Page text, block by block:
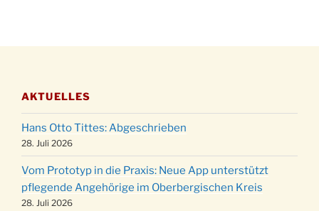
Stadtteilhaus um 19:00 Uhr
11.12.
Puer-Natus weihnachtliches Brauchtum am
Robert-Gassner-Hof um 17:00 Uhr
19.12.
Kinderbibeltag im Ev. Gemeindehaus von 10-
12 Uhr
20.12.
Weihnachts-Konzert des Honterus Chors in
der Kirche um 17:00 Uhr
AKTUELLES
Hans Otto Tittes: Abgeschrieben
28. Juli 2026
Vom Prototyp in die Praxis: Neue App unterstützt
pflegende Angehörige im Oberbergischen Kreis
28. Juli 2026